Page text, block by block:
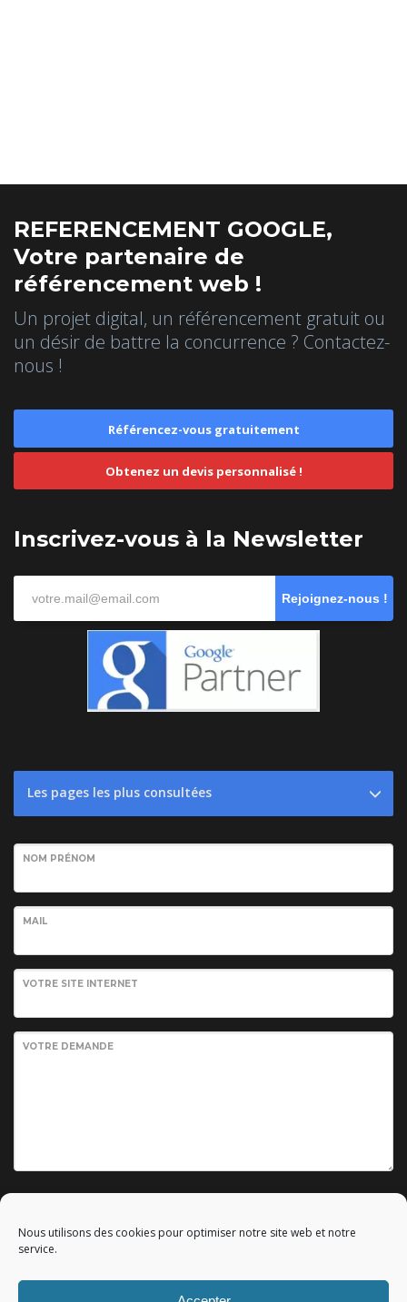
Nous utilisons des cookies pour optimiser notre site web et notre
service.
REFERENCEMENT GOOGLE,
Votre partenaire de
référencement web !
Un projet digital, un référencement gratuit ou
un désir de battre la concurrence ? Contactez-
nous !
Référencez-vous gratuitement
Obtenez un devis personnalisé !
Inscrivez-vous à la Newsletter
Rejoignez-nous !
Les pages les plus consultées
NOM PRÉNOM
MAIL
VOTRE SITE INTERNET
VOTRE DEMANDE